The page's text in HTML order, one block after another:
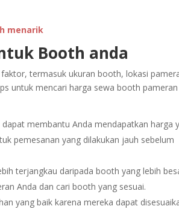
menarik
Booth anda
termasuk ukuran booth, lokasi
untuk mencari harga sewa booth pameran
membantu Anda mendapatkan harga
pemesanan yang dilakukan jauh sebelum
terjangkau daripada booth yang lebih
Anda dan cari booth yang sesuai.
yang baik karena mereka dapat